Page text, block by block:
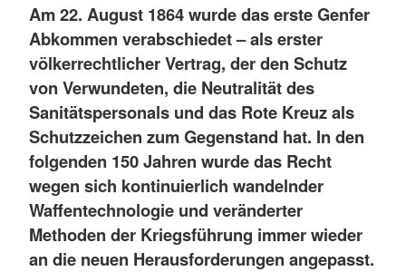
Am 22. August 1864 wurde das erste Genfer
Abkommen verabschiedet – als erster
völkerrechtlicher Vertrag, der den Schutz
von Verwundeten, die Neutralität des
Sanitätspersonals und das Rote Kreuz als
Schutzzeichen zum Gegenstand hat. In den
folgenden 150 Jahren wurde das Recht
wegen sich kontinuierlich wandelnder
Waffentechnologie und veränderter
Methoden der Kriegsführung immer wieder
an die neuen Herausforderungen angepasst.